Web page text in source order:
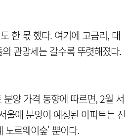
한 몫 했다. 여기에 고금리, 대
관망세는 갈수록 뚜렷해졌다.
양 가격 동향에 따르면, 2월 서
울에 분양이 예정된 아파트는 전
노르웨이숲' 뿐이다.